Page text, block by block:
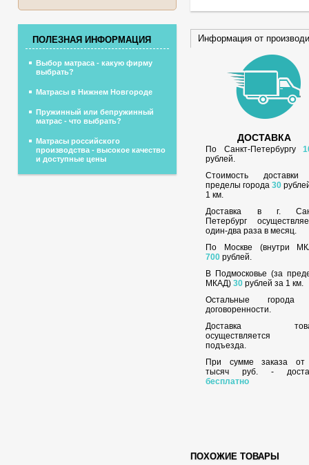
Информация от
ДОСТАВКА
По Санкт-Петербургу
рублей.
Стоимость
пределы города30
1 км.
Доставка в г.
Петербург
один-два раза в месяц.
По Москве (внутри
700 рублей.
В Подмосковье (за
МКАД)30 рублей за 1 км.
Остальные города
договоренности.
Доставка
осуществляется
подъезда.
При сумме заказа
тысяч руб. -
бесплатно
ПОХОЖИЕ ТОВАРЫ
ПОЛЕЗНАЯ ИНФОРМАЦИЯ
Выбор матраса - какую фирму
выбрать?
Матрасы в Нижнем Новгороде
Пружинный или бепружинный
матрас - что выбрать?
Матрасы российского
производства - высокое качество
и доступные цены